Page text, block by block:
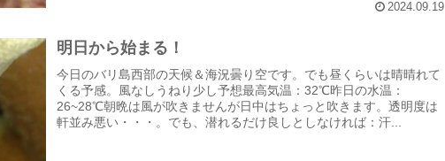
2024.09.19
明日から始まる！
今日のバリ島西部の天候＆海況曇り空です。でも昼くらいは晴晴れて
くる予感。風なしうねり少し予想最高気温：32℃昨日の水温：
26~28℃朝晩は風が吹きませんが日中はちょっと吹きます。透明度は
軒並み悪い・・・。でも、潜れるだけ良しとしなければ：汗...